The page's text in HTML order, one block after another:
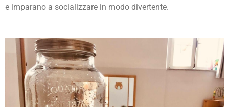
e imparano a socializzare in modo divertente.